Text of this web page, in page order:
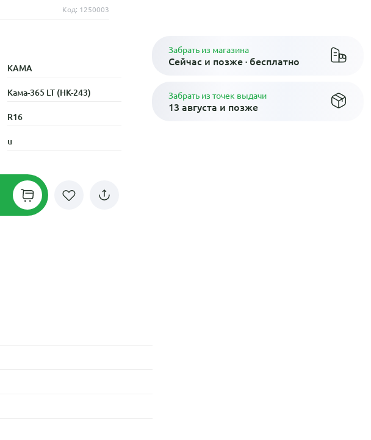
Код: 1250003
KAMA
Кама-365 LT (НК-243)
R16
u
Забрать из магазина
Сейчас и позже · бесплатно
Забрать из точек выдачи
13 августа и позже